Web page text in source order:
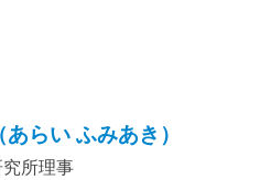
らい ふみあき）
所理事